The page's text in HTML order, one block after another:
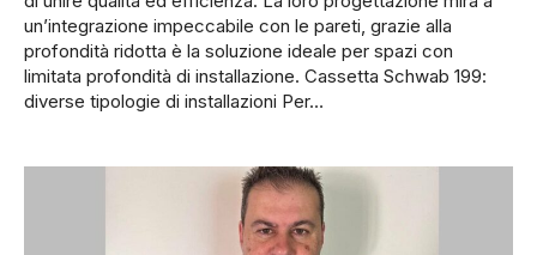
un’integrazione impeccabile con le pareti, grazie alla
profondità ridotta è la soluzione ideale per spazi con
limitata profondità di installazione. Cassetta Schwab 199:
diverse tipologie di installazioni Per…